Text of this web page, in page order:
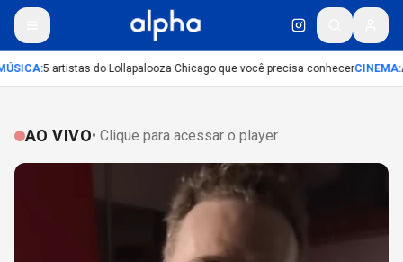
:5 artistas do Lollapalooza Chicago que você precisa conhecerCINEMA:
AO VIVO• Clique para acessar o player